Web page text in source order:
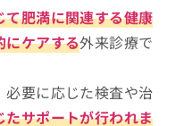
ぶ際の4つのポイント
診るの？対象となる
におすすめの
て肥満に関連する健康
にケアする外来診療で
要に応じた検査や治
サポートが行われま